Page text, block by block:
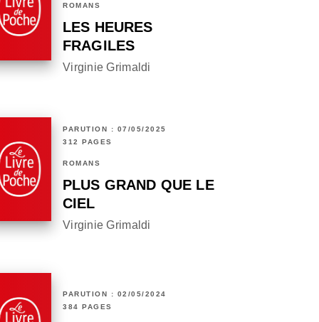
ROMANS
LES HEURES
FRAGILES
Virginie Grimaldi
PARUTION : 07/05/2025
312 PAGES
ROMANS
PLUS GRAND QUE LE
CIEL
Virginie Grimaldi
PARUTION : 02/05/2024
384 PAGES